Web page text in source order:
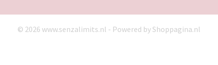
© 2026 www.senzalimits.nl - Powered by Shoppagina.nl